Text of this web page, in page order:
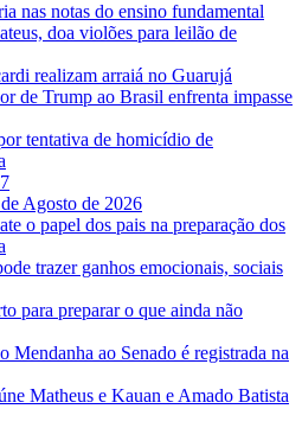
nas notas do ensino fundamental
doa violões para leilão de
realizam arraiá no Guarujá
de Trump ao Brasil enfrenta impasse
tentativa de homicídio de
Agosto de 2026
o papel dos pais na preparação dos
trazer ganhos emocionais, sociais
para preparar o que ainda não
Mendanha ao Senado é registrada na
Matheus e Kauan e Amado Batista